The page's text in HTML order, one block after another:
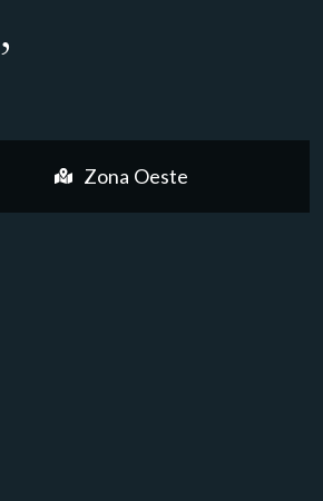
,
Zona Oeste